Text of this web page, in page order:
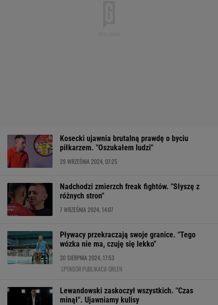
Kosecki ujawnia brutalną prawdę o byciu
piłkarzem. "Oszukałem ludzi"
29 WRZEŚNIA 2024, 07:25
Nadchodzi zmierzch freak fightów. "Słyszę z
różnych stron"
7 WRZEŚNIA 2024, 14:07
Pływacy przekraczają swoje granice. "Tego
wózka nie ma, czuję się lekko"
30 SIERPNIA 2024, 17:53
SPONSOR PUBLIKACJI: ORLEN
Lewandowski zaskoczył wszystkich. "Czas
minął". Ujawniamy kulisy